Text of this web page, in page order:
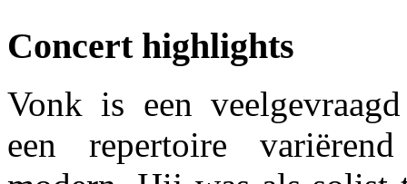
Concert highlights
Vonk is een
een repertoire